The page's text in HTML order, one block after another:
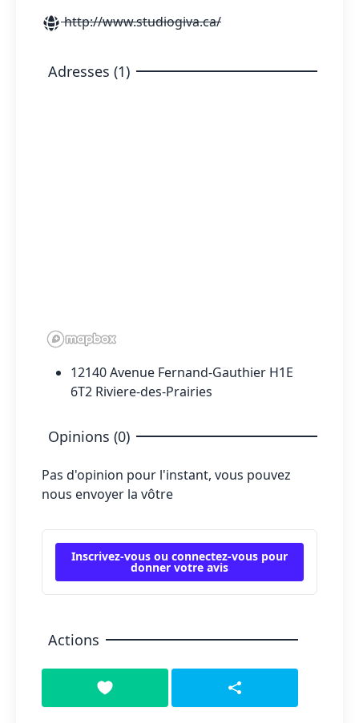
http://www.studiogiva.ca/
Adresses (1)
12140 Avenue Fernand-Gauthier H1E
6T2 Riviere-des-Prairies
Opinions (0)
Pas d'opinion pour l'instant, vous pouvez
nous envoyer la vôtre
Inscrivez-vous ou connectez-vous pour
donner votre avis
Actions